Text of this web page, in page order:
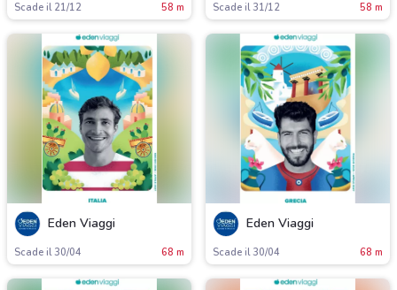
Scade il 21/12 58 m Scade il 31/12 58 m
Eden Viaggi
Scade il 30/04 68 m
Eden Viaggi
Scade il 30/04 68 m